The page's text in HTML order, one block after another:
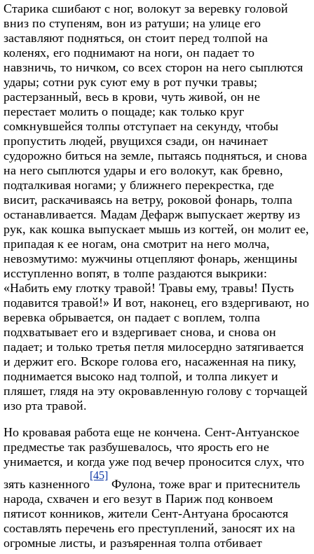
Старика сшибают с ног, волокут за веревку головой
вниз по ступеням, вон из ратуши; на улице его
заставляют подняться, он стоит перед толпой на
коленях, его поднимают на ноги, он падает то
навзничь, то ничком, со всех сторон на него сыплются
удары; сотни рук суют ему в рот пучки травы;
растерзанный, весь в крови, чуть живой, он не
перестает молить о пощаде; как только круг
сомкнувшейся толпы отступает на секунду, чтобы
пропустить людей, рвущихся сзади, он начинает
судорожно биться на земле, пытаясь подняться, и снова
на него сыплются удары и его волокут, как бревно,
подталкивая ногами; у ближнего перекрестка, где
висит, раскачиваясь на ветру, роковой фонарь, толпа
останавливается. Мадам Дефарж выпускает жертву из
рук, как кошка выпускает мышь из когтей, он молит ее,
припадая к ее ногам, она смотрит на него молча,
невозмутимо: мужчины отцепляют фонарь, женщины
исступленно вопят, в толпе раздаются выкрики:
«Набить ему глотку травой! Травы ему, травы! Пусть
подавится травой!» И вот, наконец, его вздергивают, но
веревка обрывается, он падает с воплем, толпа
подхватывает его и вздергивает снова, и снова он
падает; и только третья петля милосердно затягивается
и держит его. Вскоре голова его, насаженная на пику,
поднимается высоко над толпой, и толпа ликует и
пляшет, глядя на эту окровавленную голову с торчащей
изо рта травой.
Но кровавая работа еще не кончена. Сент-Антуанское
предместье так разбушевалось, что ярость его не
унимается, и когда уже под вечер проносится слух, что
зять казненного
[45]
Фулона, тоже враг и притеснитель
народа, схвачен и его везут в Париж под конвоем
пятисот конников, жители Сент-Антуана бросаются
составлять перечень его преступлений, заносят их на
огромные листы, и разъяренная толпа отбивает